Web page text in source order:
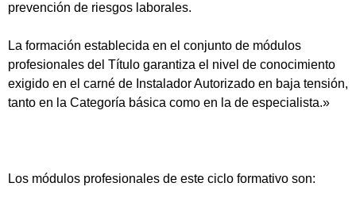
prevención de riesgos laborales.
La formación establecida en el conjunto de módulos
profesionales del Título garantiza el nivel de conocimiento
exigido en el carné de Instalador Autorizado en baja tensión,
tanto en la Categoría básica como en la de especialista.»
Los módulos profesionales de este ciclo formativo son: